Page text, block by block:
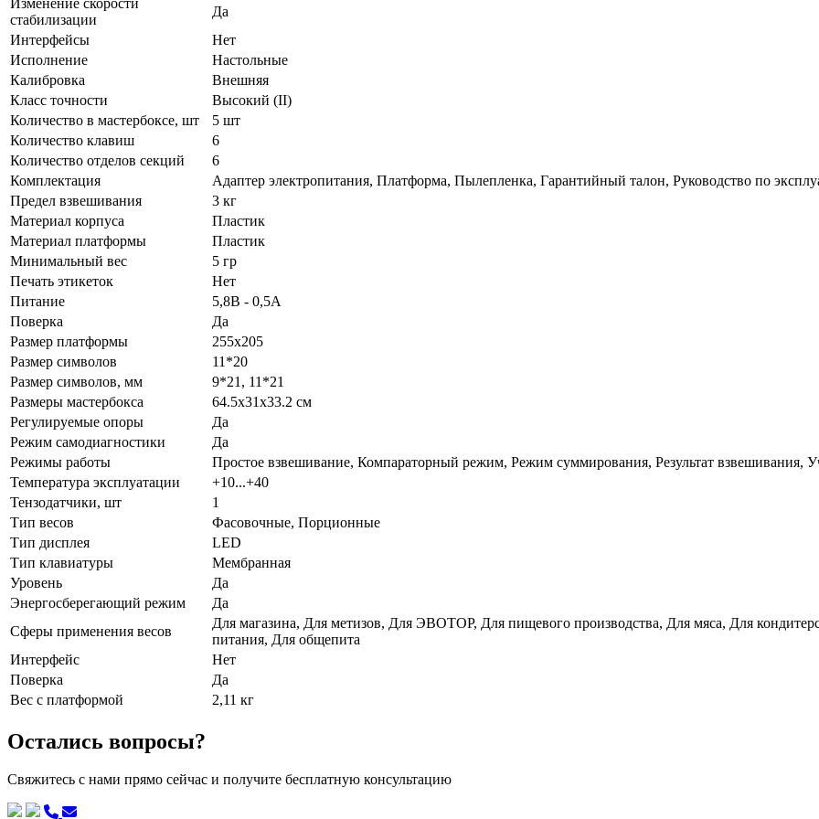
стабилизации
Да
Интерфейсы
Нет
Исполнение
Настольные
Калибровка
Внешняя
Класс точности
Высокий (II)
Количество в мастербоксе, шт
5 шт
Количество клавиш
6
Количество отделов секций
6
Комплектация
Адаптер электропитания, Платформа, Пылепленка, Гарантийный талон, Руководство по
Предел взвешивания
3 кг
Материал корпуса
Пластик
Материал платформы
Пластик
Минимальный вес
5 гр
Печать этикеток
Нет
Питание
5,8В - 0,5А
Поверка
Да
Размер платформы
255х205
Размер символов
11*20
Размер символов, мм
9*21, 11*21
Размеры мастербокса
64.5х31х33.2 см
Регулируемые опоры
Да
Режим самодиагностики
Да
Режимы работы
Простое взвешивание, Компараторный режим, Режим суммирования, Результат взвешивания,
Температура эксплуатации
+10...+40
Тензодатчики, шт
1
Тип весов
Фасовочные, Порционные
Тип дисплея
LED
Тип клавиатуры
Мембранная
Уровень
Да
Энергосберегающий режим
Да
Сферы применения весов
Для магазина, Для метизов, Для ЭВОТОР, Для пищевого производства, Для мяса, Для
питания, Для общепита
Интерфейс
Нет
Поверка
Да
Вес с платформой
2,11 кг
Остались вопросы?
Свяжитесь с нами прямо сейчас и получите бесплатную консультацию